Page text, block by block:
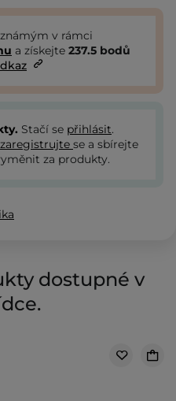
v rámci
a získejte 237.5 bodů
Stačí se přihlásit.
zaregistrujte se a sbírejte
za produkty.
dostupné v